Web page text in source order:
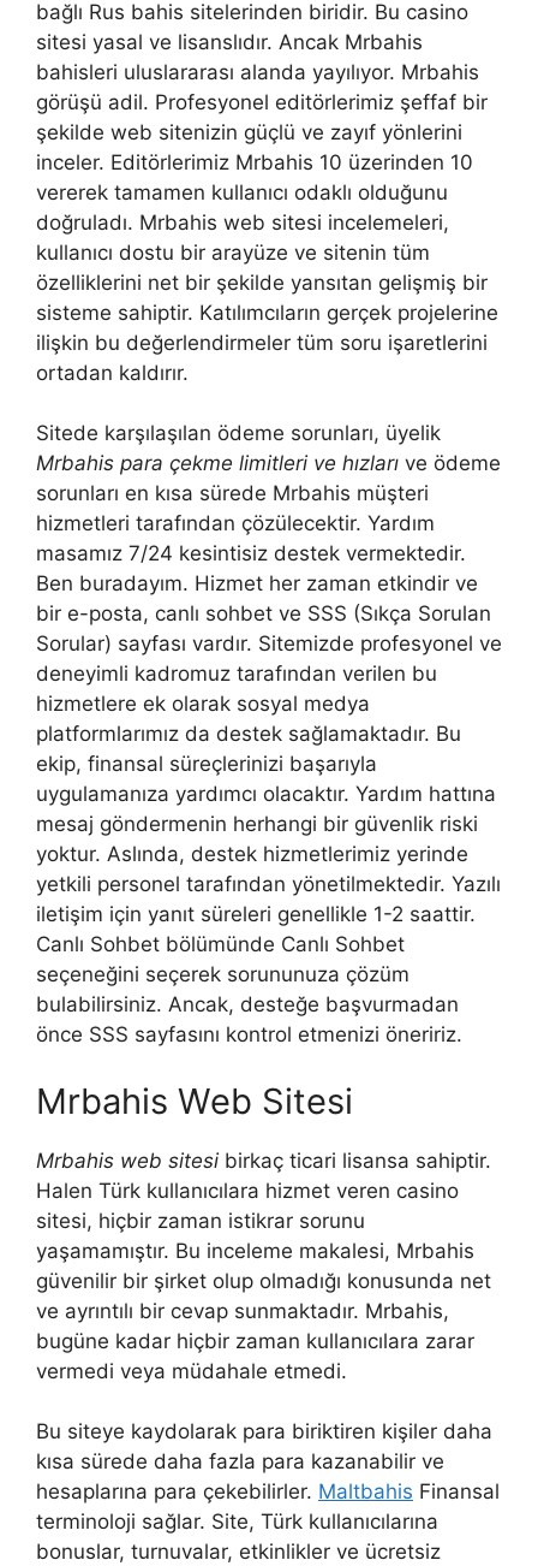
bağlı Rus bahis sitelerinden biridir. Bu casino
sitesi yasal ve lisanslıdır. Ancak Mrbahis
bahisleri uluslararası alanda yayılıyor. Mrbahis
görüşü adil. Profesyonel editörlerimiz şeffaf bir
şekilde web sitenizin güçlü ve zayıf yönlerini
inceler. Editörlerimiz Mrbahis 10 üzerinden 10
vererek tamamen kullanıcı odaklı olduğunu
doğruladı. Mrbahis web sitesi incelemeleri,
kullanıcı dostu bir arayüze ve sitenin tüm
özelliklerini net bir şekilde yansıtan gelişmiş bir
sisteme sahiptir. Katılımcıların gerçek projelerine
ilişkin bu değerlendirmeler tüm soru işaretlerini
ortadan kaldırır.
Sitede karşılaşılan ödeme sorunları, üyelik
Mrbahis para çekme limitleri ve hızları ve ödeme
sorunları en kısa sürede Mrbahis müşteri
hizmetleri tarafından çözülecektir. Yardım
masamız 7/24 kesintisiz destek vermektedir.
Ben buradayım. Hizmet her zaman etkindir ve
bir e-posta, canlı sohbet ve SSS (Sıkça Sorulan
Sorular) sayfası vardır. Sitemizde profesyonel ve
deneyimli kadromuz tarafından verilen bu
hizmetlere ek olarak sosyal medya
platformlarımız da destek sağlamaktadır. Bu
ekip, finansal süreçlerinizi başarıyla
uygulamanıza yardımcı olacaktır. Yardım hattına
mesaj göndermenin herhangi bir güvenlik riski
yoktur. Aslında, destek hizmetlerimiz yerinde
yetkili personel tarafından yönetilmektedir. Yazılı
iletişim için yanıt süreleri genellikle 1-2 saattir.
Canlı Sohbet bölümünde Canlı Sohbet
seçeneğini seçerek sorununuza çözüm
bulabilirsiniz. Ancak, desteğe başvurmadan
önce SSS sayfasını kontrol etmenizi öneririz.
Mrbahis Web Sitesi
Mrbahis web sitesi birkaç ticari lisansa sahiptir.
Halen Türk kullanıcılara hizmet veren casino
sitesi, hiçbir zaman istikrar sorunu
yaşamamıştır. Bu inceleme makalesi, Mrbahis
güvenilir bir şirket olup olmadığı konusunda net
ve ayrıntılı bir cevap sunmaktadır. Mrbahis,
bugüne kadar hiçbir zaman kullanıcılara zarar
vermedi veya müdahale etmedi.
Bu siteye kaydolarak para biriktiren kişiler daha
kısa sürede daha fazla para kazanabilir ve
hesaplarına para çekebilirler. Maltbahis Finansal
terminoloji sağlar. Site, Türk kullanıcılarına
bonuslar, turnuvalar, etkinlikler ve ücretsiz